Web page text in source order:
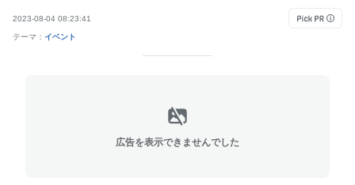
2023-08-04 08:23:41
テーマ： イベント
広告を表示できませんでした